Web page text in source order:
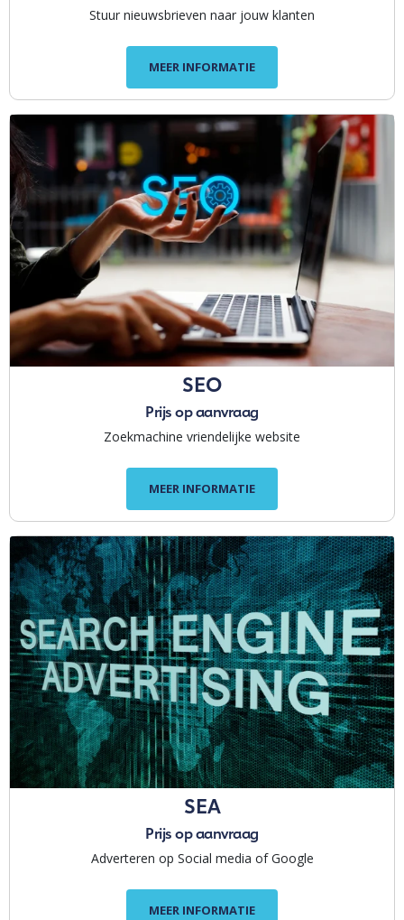
Stuur nieuwsbrieven naar jouw klanten
MEER INFORMATIE
SEO
Prijs op aanvraag
Zoekmachine vriendelijke website
MEER INFORMATIE
SEA
Prijs op aanvraag
Adverteren op Social media of Google
MEER INFORMATIE